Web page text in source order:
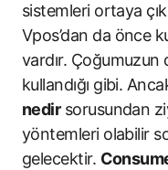
sistemleri ortaya
Vpos’dan da önce
vardır.
kullandığı gibi.
nedirsorusundan
yöntemleri olabilir
gelecektir.